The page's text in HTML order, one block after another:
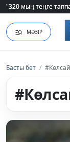
"320 мың теңге
"320 мың теңге
МӘЗІР
Басты бет / #Көлсай